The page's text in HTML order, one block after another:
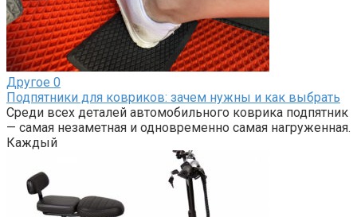
Другое 0
Подпятники для ковриков: зачем нужны и как выбрать
Среди всех деталей автомобильного коврика подпятник
— самая незаметная и одновременно самая нагруженная.
Каждый